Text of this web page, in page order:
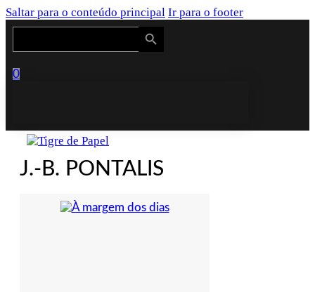
Saltar para o conteúdo principal Ir para o footer
Search
Search Button
0
J.-B. PONTALIS